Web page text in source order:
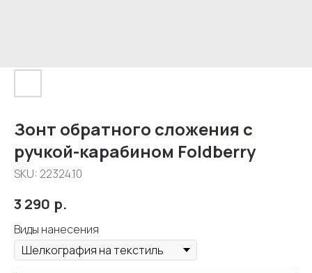
Зонт обратного сложения с
ручкой-карабином Foldberry
SKU: 22324.10
3 290 р.
Виды нанесения